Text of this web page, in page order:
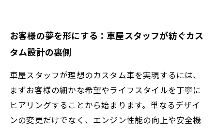
お客様の夢を形にする：車屋スタッフが紡ぐカス
タム設計の裏側
車屋スタッフが理想のカスタム車を実現するには、
まずお客様の細かな希望やライフスタイルを丁寧に
ヒアリングすることから始まります。単なるデザイ
ンの変更だけでなく、エンジン性能の向上や安全機